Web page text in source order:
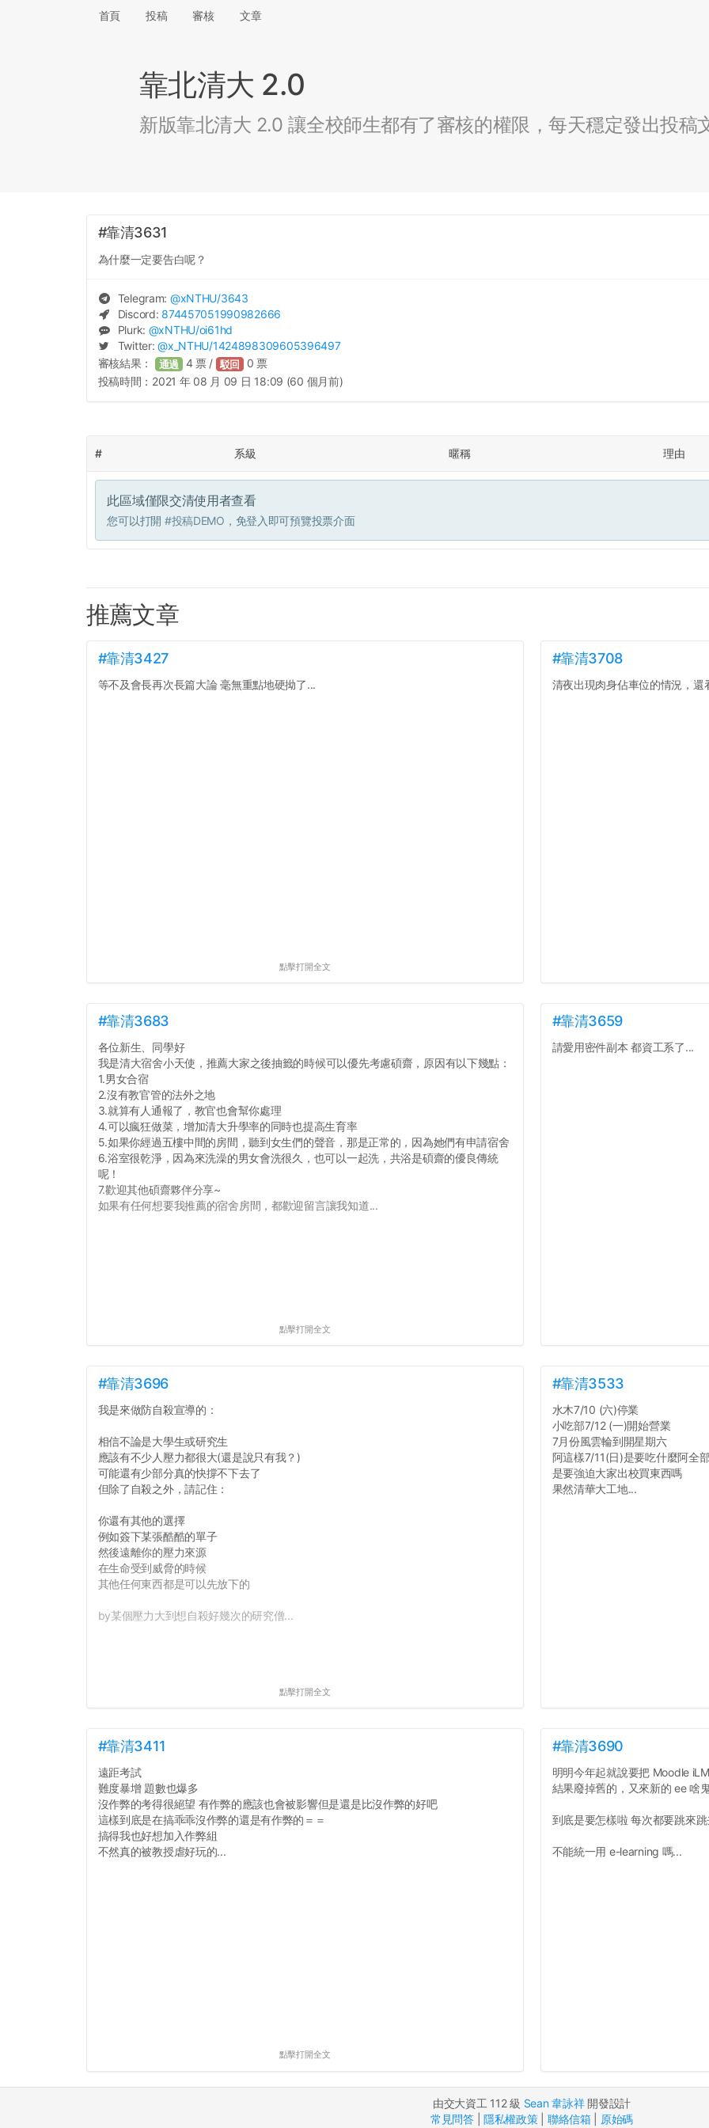
首頁 投稿 審核 文章
靠北清大 2.0
新版靠北清大 2.0 讓全校師生都有了審核的權限，每天穩定發出投稿
#靠清3631
為什麼一定要告白呢？
Telegram: @xNTHU/3643
Discord: 874457051990982666
Plurk: @xNTHU/oi61hd
Twitter:@x_NTHU/1424898309605396497
審核結果： 通過 4票 / 駁回 0 票
投稿時間： 2021 年 08 月 09 日 18:09 (60 個月前)
# 系級 暱稱 理由
此區域僅限交清使用者查看
您可以打開 #投稿DEMO ，免登入即可預覽投票介面
推薦文章
#靠清3427
等不及會長再次長篇大論 毫無重點地硬拗了...
點擊打開全文
#靠清3708
清夜出現肉身佔車位的情況，還
#靠清3683
各位新生、同學好
我是清大宿舍小天使，推薦大家之後抽籤的時候可以優先考慮碩齋，原因有以下幾點：
1.男女合宿
2.沒有教官管的法外之地
3.就算有人通報了，教官也會幫你處理
4.可以瘋狂做菜，增加清大升學率的同時也提高生育率
5.如果你經過五樓中間的房間，聽到女生們的聲音，那是正常的，因為她們有申請宿舍
6.浴室很乾淨，因為來洗澡的男女會洗很久，也可以一起洗，共浴是碩齋的優良傳統
呢！
7.歡迎其他碩齋夥伴分享~
如果有任何想要我推薦的宿舍房間，都歡迎留言讓我知道...
點擊打開全文
#靠清3659
請愛用密件副本 都資工系了...
#靠清3696
我是來做防自殺宣導的：
相信不論是大學生或研究生
應該有不少人壓力都很大(還是說只有我？)
可能還有少部分真的快撐不下去了
但除了自殺之外，請記住：
你還有其他的選擇
例如簽下某張酷酷的單子
然後遠離你的壓力來源
在生命受到威脅的時候
其他任何東西都是可以先放下的
by某個壓力大到想自殺好幾次的研究僧...
點擊打開全文
#靠清3533
水木7/10 (六)停業
小吃部7/12 (一)開始營業
7月份風雲輪到開星期六
阿這樣7/11(日)是要吃什麼阿全
是要強迫大家出校買東西嗎
果然清華大工地...
#靠清3411
遠距考試
難度暴增 題數也爆多
沒作弊的考得很絕望 有作弊的應該也會被影響但是還是比沒作弊的好吧
這樣到底是在搞乖乖沒作弊的還是有作弊的＝＝
搞得我也好想加入作弊組
不然真的被教授虐好玩的...
點擊打開全文
#靠清3690
明明今年起就說要把 Moodle
結果廢掉舊的，又來新的 ee 啥
到底是要怎樣啦 每次都要跳來
不能統一用 e-learning 嗎...
由交大資工 112 級 Sean 韋詠祥開發設計
常見問答|隱私權政策| 聯絡信箱| 原始碼